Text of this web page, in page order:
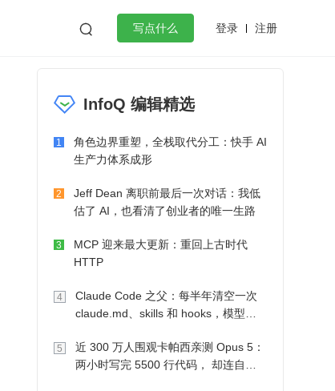
 写点什么 登录 注册
微服务架构 flutter
InfoQ 编辑精选
1
角色边界重塑，全栈取代分工：快手 AI
生产力体系成形
2
Jeff Dean 离职前最后一次对话：我低
估了 AI，也看清了创业者的唯一生路
3
MCP 迎来最大更新：重回上古时代
HTTP
4
Claude Code 之父：每半年清空一次
claude.md、skills 和 hooks，模型自
5
近 300 万人围观卡帕西亲测 Opus 5：
两小时写完 5500 行代码， 却连自己